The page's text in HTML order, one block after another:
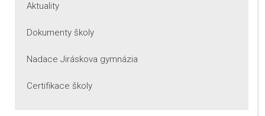
Aktuality
Dokumenty školy
Nadace Jiráskova gymnázia
Certifikace školy